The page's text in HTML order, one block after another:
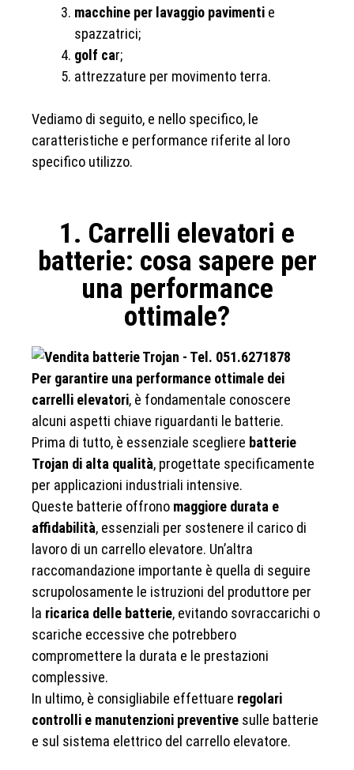
macchine per lavaggio pavimenti e
spazzatrici;
golf car;
attrezzature per movimento terra.
Vediamo di seguito, e nello specifico, le
caratteristiche e performance riferite al loro
specifico utilizzo.
1. Carrelli elevatori e
batterie: cosa sapere per
una performance
ottimale?
Per garantire una performance ottimale dei
carrelli elevatori, è fondamentale conoscere
alcuni aspetti chiave riguardanti le batterie.
Prima di tutto, è essenziale scegliere batterie
Trojan di alta qualità, progettate specificamente
per applicazioni industriali intensive.
Queste batterie offrono maggiore durata e
affidabilità, essenziali per sostenere il carico di
lavoro di un carrello elevatore. Un’altra
raccomandazione importante è quella di seguire
scrupolosamente le istruzioni del produttore per
la ricarica delle batterie, evitando sovraccarichi o
scariche eccessive che potrebbero
compromettere la durata e le prestazioni
complessive.
In ultimo, è consigliabile effettuare regolari
controlli e manutenzioni preventive sulle batterie
e sul sistema elettrico del carrello elevatore.